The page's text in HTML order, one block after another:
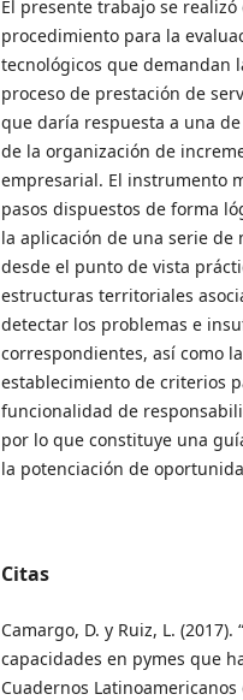
El presente trabajo se
procedimiento para la
tecnológicos que demandan
proceso de prestación de
que daría respuesta a una
de la organización de
empresarial. El instrumento
pasos dispuestos de forma
la aplicación de una serie
desde el punto de vista
estructuras territoriales
detectar los problemas e
correspondientes, así como
establecimiento de criterios
funcionalidad de
por lo que constituye una
la potenciación de
Citas
Camargo, D. y Ruiz, L.
capacidades en pymes que
Cuadernos